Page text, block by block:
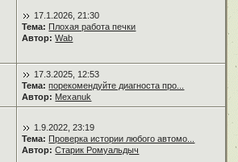
17.1.2026, 21:30
Тема: Плохая работа печки
Автор: Wab
17.3.2025, 12:53
Тема: порекомендуйте диагноста про...
Автор: Mexanuk
1.9.2022, 23:19
Тема: Проверка истории любого автомо...
Автор: Старик Ромуальдыч